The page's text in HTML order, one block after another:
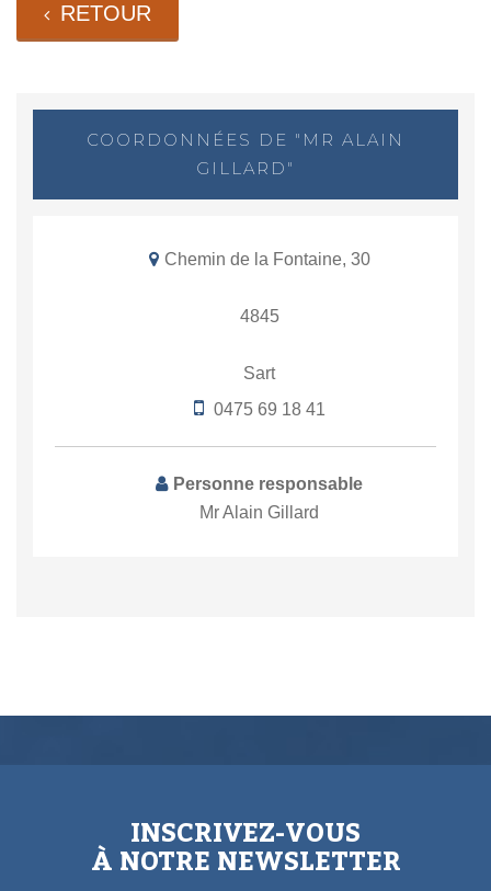
RETOUR
COORDONNÉES DE "MR ALAIN
GILLARD"
Chemin de la Fontaine, 30
4845
Sart
0475 69 18 41
Personne responsable
Mr Alain Gillard
INSCRIVEZ-VOUS
À NOTRE NEWSLETTER